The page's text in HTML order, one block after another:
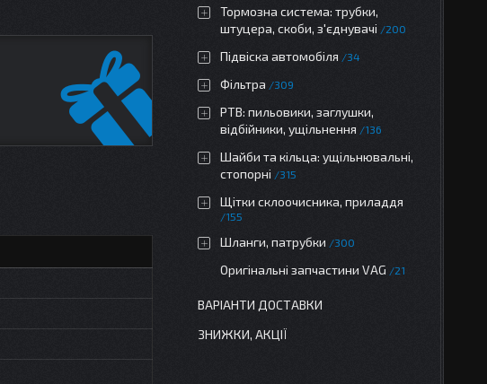
Тормозна система: трубки,
штуцера, скоби, з'єднувачі
200
Підвіска автомобіля 34
Фільтра 309
РТВ: пильовики, заглушки,
відбійники, ущільнення
136
Шайби та кільца: ущільнювальні,
стопорні
315
Щітки склоочисника, приладдя
155
Шланги, патрубки 300
Оригінальні запчастини VAG 21
ВАРІАНТИ ДОСТАВКИ
ЗНИЖКИ, АКЦІЇ